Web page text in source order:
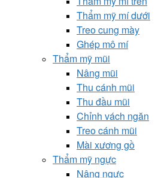
Thẩm mỹ mí dưới
Treo cung mày
Ghép mô mí
Thẩm mỹ mũi
Nâng mũi
Thu cánh mũi
Thu đầu mũi
Chỉnh vách ngăn
Treo cánh mũi
Mài xương gồ
Thẩm mỹ ngực
Nâng ngực